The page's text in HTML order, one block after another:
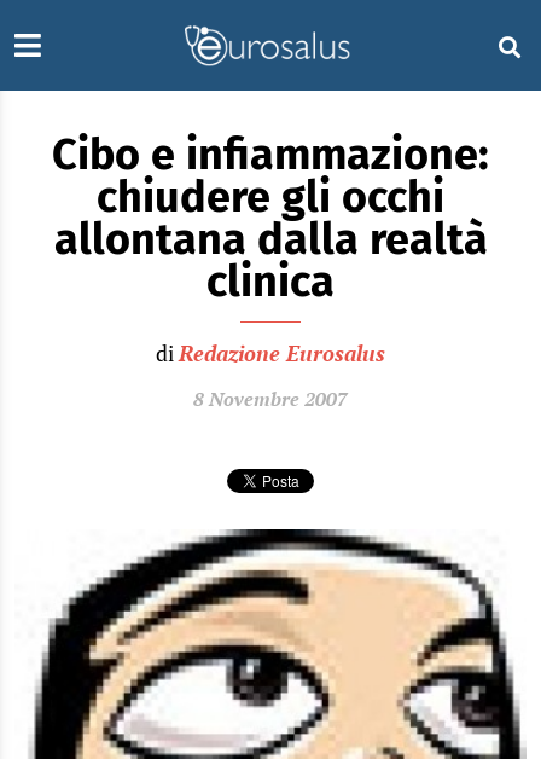
Cibo e infiammazione:
chiudere gli occhi
allontana dalla realtà
clinica
diRedazione Eurosalus
8 Novembre 2007